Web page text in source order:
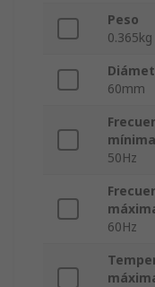
Peso
0.365kg
60mm
mínima
50Hz
60Hz